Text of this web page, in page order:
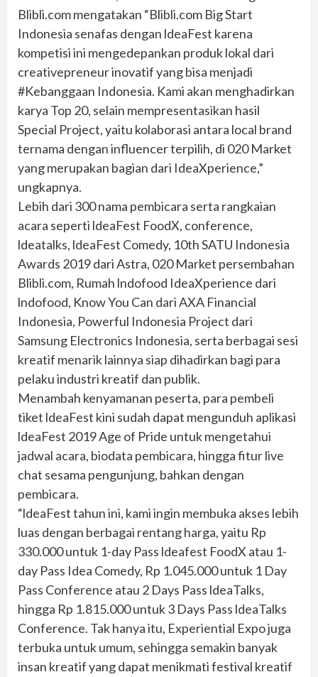
Blibli.com mengatakan “Blibli.com Big Start
Indonesia senafas dengan ldeaFest karena
kompetisi ini mengedepankan produk lokal dari
creativepreneur inovatif yang bisa menjadi
#Kebanggaan Indonesia. Kami akan menghadirkan
karya Top 20, selain mempresentasikan hasil
Special Project, yaitu kolaborasi antara local brand
ternama dengan influencer terpilih, di 020 Market
yang merupakan bagian dari IdeaXperience,”
ungkapnya.
Lebih dari 300 nama pembicara serta rangkaian
acara seperti ldeaFest FoodX, conference,
ldeatalks, ldeaFest Comedy, 10th SATU Indonesia
Awards 2019 dari Astra, 020 Market persembahan
Blibli.com, Rumah lndofood IdeaXperience dari
lndofood, Know You Can dari AXA Financial
Indonesia, Powerful Indonesia Project dari
Samsung Electronics Indonesia, serta berbagai sesi
kreatif menarik lainnya siap dihadirkan bagi para
pelaku industri kreatif dan publik.
Menambah kenyamanan peserta, para pembeli
tiket ldeaFest kini sudah dapat mengunduh aplikasi
ldeaFest 2019 Age of Pride untuk mengetahui
jadwal acara, biodata pembicara, hingga fitur live
chat sesama pengunjung, bahkan dengan
pembicara.
“ldeaFest tahun ini, kami ingin membuka akses lebih
luas dengan berbagai rentang harga, yaitu Rp
330.000 untuk 1-day Pass ldeafest FoodX atau 1-
day Pass Idea Comedy, Rp 1.045.000 untuk 1 Day
Pass Conference atau 2 Days Pass ldeaTalks,
hingga Rp 1.815.000 untuk 3 Days Pass ldeaTalks
Conference. Tak hanya itu, Experiential Expo juga
terbuka untuk umum, sehingga semakin banyak
insan kreatif yang dapat menikmati festival kreatif